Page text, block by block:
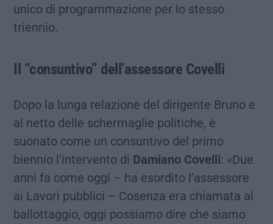
unico di programmazione per lo stesso
triennio.
Il “consuntivo” dell’assessore Covelli
Dopo la lunga relazione del dirigente Bruno e
al netto delle schermaglie politiche, è
suonato come un consuntivo del primo
biennio l’intervento di Damiano Covelli: «Due
anni fa come oggi – ha esordito l’assessore
ai Lavori pubblici – Cosenza era chiamata al
ballottaggio, oggi possiamo dire che siamo